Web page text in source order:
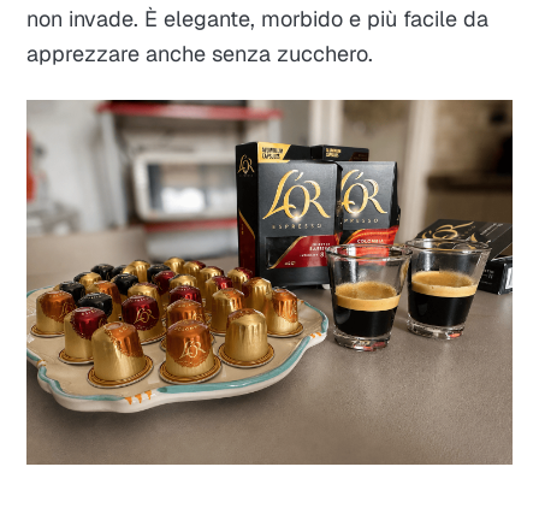
non invade. È elegante, morbido e più facile da
apprezzare anche senza zucchero.